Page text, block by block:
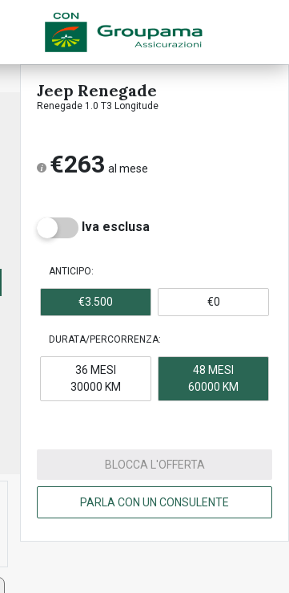
Jeep Renegade
Renegade 1.0 T3 Longitude
€263 al mese
Iva esclusa
ANTICIPO:
€3.500 €0
DURATA/PERCORRENZA:
36 MESI
30000 KM
48 MESI
60000 KM
BLOCCA L'OFFERTA
PARLA CON UN CONSULENTE